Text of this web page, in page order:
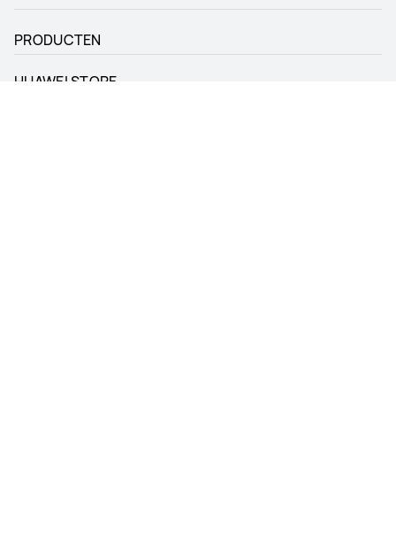
PRODUCTEN
HUAWEI STORE